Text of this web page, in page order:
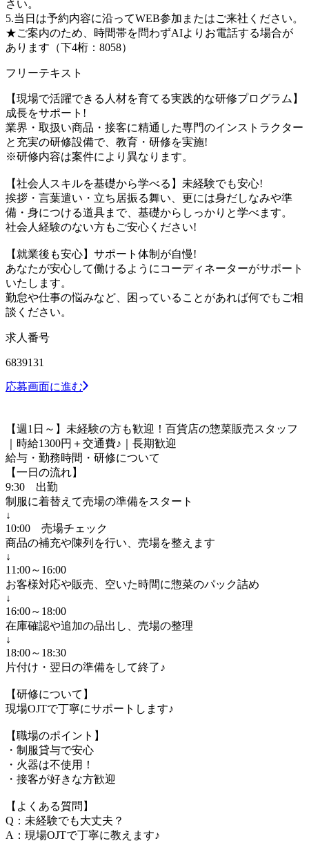
さい。
5.当日は予約内容に沿ってWEB参加またはご来社ください。
★ご案内のため、時間帯を問わずAIよりお電話する場合が
あります（下4桁：8058）
フリーテキスト
【現場で活躍できる人材を育てる実践的な研修プログラム】
成長をサポート!
業界・取扱い商品・接客に精通した専門のインストラクター
と充実の研修設備で、教育・研修を実施!
※研修内容は案件により異なります。
【社会人スキルを基礎から学べる】未経験でも安心!
挨拶・言葉遣い・立ち居振る舞い、更には身だしなみや準
備・身につける道具まで、基礎からしっかりと学べます。
社会人経験のない方もご安心ください!
【就業後も安心】サポート体制が自慢!
あなたが安心して働けるようにコーディネーターがサポート
いたします。
勤怠や仕事の悩みなど、困っていることがあれば何でもご相
談ください。
求人番号
6839131
応募画面に進む
【週1日～】未経験の方も歓迎！百貨店の惣菜販売スタッフ
｜時給1300円＋交通費♪｜長期歓迎
給与・勤務時間・研修について
【一日の流れ】
9:30 出勤
制服に着替えて売場の準備をスタート
↓
10:00 売場チェック
商品の補充や陳列を行い、売場を整えます
↓
11:00～16:00
お客様対応や販売、空いた時間に惣菜のパック詰め
↓
16:00～18:00
在庫確認や追加の品出し、売場の整理
↓
18:00～18:30
片付け・翌日の準備をして終了♪
【研修について】
現場OJTで丁寧にサポートします♪
【職場のポイント】
・制服貸与で安心
・火器は不使用！
・接客が好きな方歓迎
【よくある質問】
Q：未経験でも大丈夫？
A：現場OJTで丁寧に教えます♪